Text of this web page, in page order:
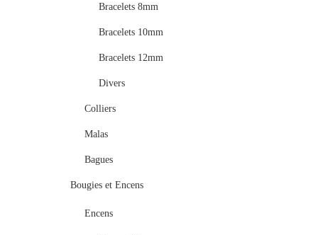
Bracelets 8mm
Bracelets 10mm
Bracelets 12mm
Divers
Colliers
Malas
Bagues
Bougies et Encens
Encens